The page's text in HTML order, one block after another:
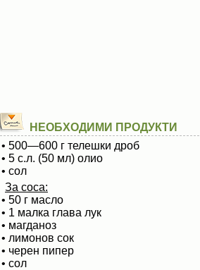
НЕОБХОДИМИ ПРОДУКТИ
• 500—600 г телешки дроб
• 5 с.л. (50 мл) олио
• сол
За соса:
• 50 г масло
• 1 малка глава лук
• магданоз
• лимонов сок
• черен пипер
• сол